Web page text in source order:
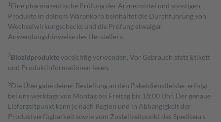
1 Eine pharmazeutische Prüfung der Arzneimittel und sonstigen
Produkte in deinem Warenkorb beinhaltet die Durchführung von
Wechselwirkungschecks und die Prüfung etwaiger
Anwendungshinweise des Herstellers.
2Biozidproduktevorsichtig verwenden. Vor Gebrauch stets Etikett
und Produktinformationen lesen.
3Die Übergabe deiner Bestellung an den Paketdienstleister erfolgt
bei uns werktags von Montag bis Freitag bis 18:00 Uhr. Der genaue
Lieferzeitpunkt kann je nach Region und in Abhängigkeit der
Produktverfügbarkeit sowie vom Zustellzeitpunkt des Spediteurs